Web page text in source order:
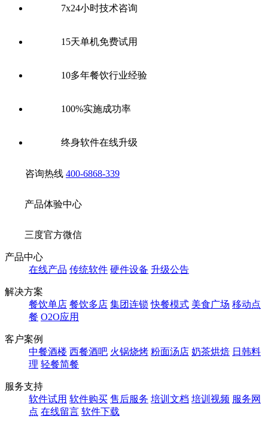
7x24小时技术咨询
15天单机免费试用
10多年餐饮行业经验
100%实施成功率
终身软件在线升级
咨询热线 400-6868-339
产品体验中心
三度官方微信
产品中心
在线产品 传统软件 硬件设备 升级公告
解决方案
餐饮单店 餐饮多店 集团连锁 快餐模式 美食广场 移动点
餐 O2O应用
客户案例
中餐酒楼 西餐酒吧 火锅烧烤 粉面汤店 奶茶烘焙 日韩料
理 轻餐简餐
服务支持
软件试用 软件购买 售后服务 培训文档 培训视频 服务网
点 在线留言 软件下载